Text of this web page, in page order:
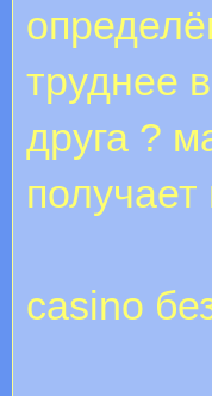
труднее
друга ?
casino